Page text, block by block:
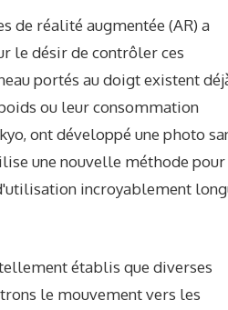
de réalité augmentée (AR) a
le désir de contrôler ces
portés au doigt existent
ou leur consommation
ont développé une photo
une nouvelle méthode pour
incroyablement
établis que diverses
le mouvement vers les